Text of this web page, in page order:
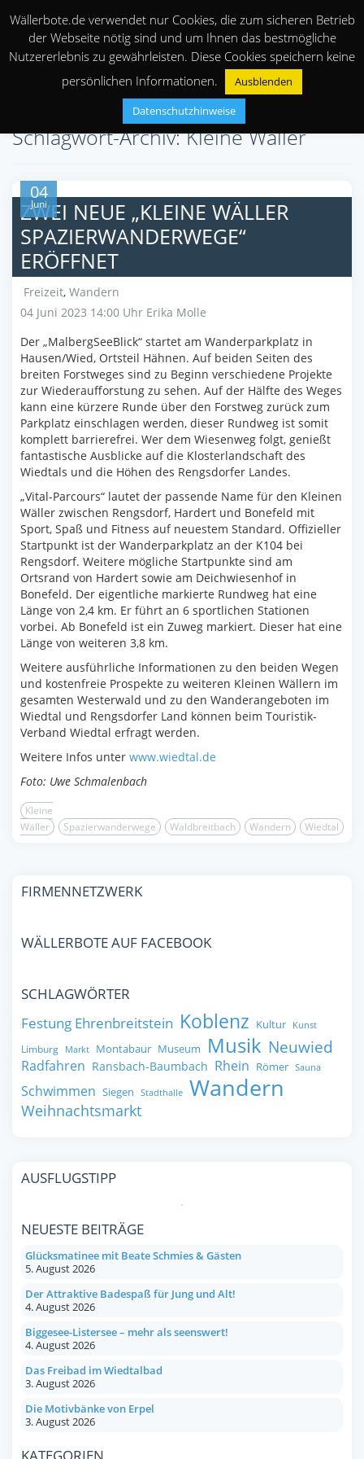
Schlagwort-Archiv: Kleine Wäller
04
Juni
ZWEI NEUE „KLEINE WÄLLER
SPAZIERWANDERWEGE“
ERÖFFNET
Freizeit, Wandern
04 Juni 2023 14:00 Uhr Erika Molle
Der „MalbergSeeBlick“ startet am Wanderparkplatz in
Hausen/Wied, Ortsteil Hähnen. Auf beiden Seiten des
breiten Forstweges sind zu Beginn verschiedene Projekte
zur Wiederaufforstung zu sehen. Auf der Hälfte des Weges
kann eine kürzere Runde über den Forstweg zurück zum
Parkplatz einschlagen werden, dieser Rundweg ist somit
komplett barrierefrei. Wer dem Wiesenweg folgt, genießt
fantastische Ausblicke auf die Klosterlandschaft des
Wiedtals und die Höhen des Rengsdorfer Landes.
„Vital-Parcours“ lautet der passende Name für den Kleinen
Wäller zwischen Rengsdorf, Hardert und Bonefeld mit
Sport, Spaß und Fitness auf neuestem Standard. Offizieller
Startpunkt ist der Wanderparkplatz an der K104 bei
Rengsdorf. Weitere mögliche Startpunkte sind am
Ortsrand von Hardert sowie am Deichwiesenhof in
Bonefeld. Der eigentliche markierte Rundweg hat eine
Länge von 2,4 km. Er führt an 6 sportlichen Stationen
vorbei. Ab Bonefeld ist ein Zuweg markiert. Dieser hat eine
Länge von weiteren 3,8 km.
Weitere ausführliche Informationen zu den beiden Wegen
und kostenfreie Prospekte zu weiteren Kleinen Wällern im
gesamten Westerwald und zu den Wanderangeboten im
Wiedtal und Rengsdorfer Land können beim Touristik-
Verband Wiedtal erfragt werden.
Weitere Infos unter www.wiedtal.de
Foto: Uwe Schmalenbach
Kleine
Wäller
Spazierwanderwege Waldbreitbach Wandern Wiedtal
FIRMENNETZWERK
WÄLLERBOTE AUF FACEBOOK
SCHLAGWÖRTER
Festung Ehrenbreitstein Koblenz Kultur Kunst
Limburg Markt Montabaur Museum Musik Neuwied
Radfahren Ransbach-Baumbach Rhein Römer Sauna
Schwimmen Siegen Stadthalle Wandern
Weihnachtsmarkt
AUSFLUGSTIPP
NEUESTE BEITRÄGE
Glücksmatinee mit Beate Schmies & Gästen
5. August 2026
Der Attraktive Badespaß für Jung und Alt!
4. August 2026
Biggesee-Listersee – mehr als seenswert!
4. August 2026
Das Freibad im Wiedtalbad
3. August 2026
Die Motivbänke von Erpel
3. August 2026
Wällerbote.de verwendet nur Cookies, die zum sicheren Betrieb
der Webseite nötig sind und um Ihnen das bestmögliche
Nutzererlebnis zu gewährleisten. Diese Cookies speichern keine
persönlichen Informationen.
Ausblenden
Datenschutzhinweise